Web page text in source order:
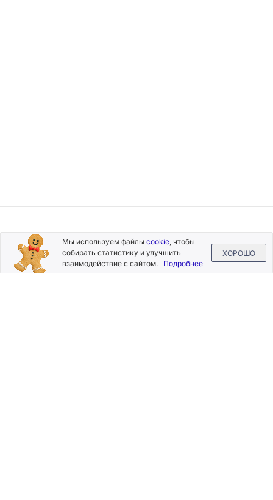
Подписывайтесь
на новости и акции
Мы используем файлы cookie, чтобы
собирать статистику и улучшить
взаимодействие с сайтом. Подробнее
ХОРОШО